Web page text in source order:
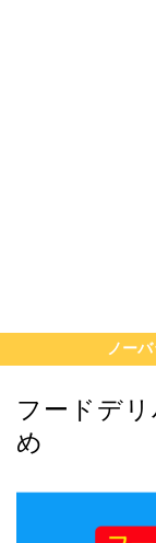
ノー
フードデ
め